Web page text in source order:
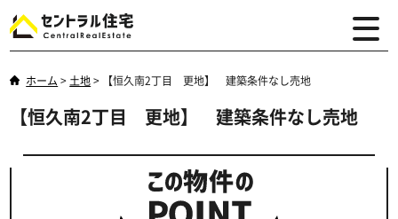
ホーム > 土地> 【恒久南2丁目 更地】 建築条件なし売地
【恒久南2丁目 更地】 建築条件なし売地